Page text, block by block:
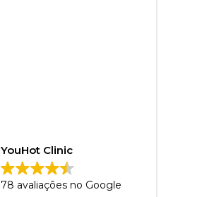
YouHot Clinic
78 avaliações no Google